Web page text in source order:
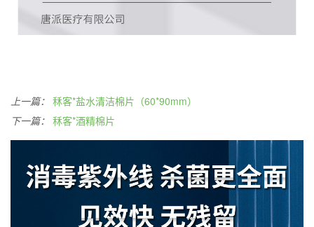
上一篇： 秝客*盐水清洁棉片（60*90mm）
下一篇： 秝客*酒精棉片